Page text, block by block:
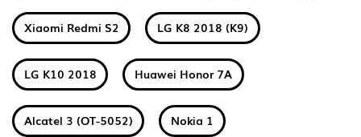
Xiaomi Redmi S2 LG K8 2018 (K9)
LG K10 2018 Huawei Honor 7A
Alcatel 3 (OT-5052) Nokia 1